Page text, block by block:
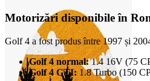
Motorizări disponibile în
Golf 4 a fost produs între 1997 și
Golf 4 normal:1.4 16V (75
Golf 4 GTI:1.8 Turbo (150